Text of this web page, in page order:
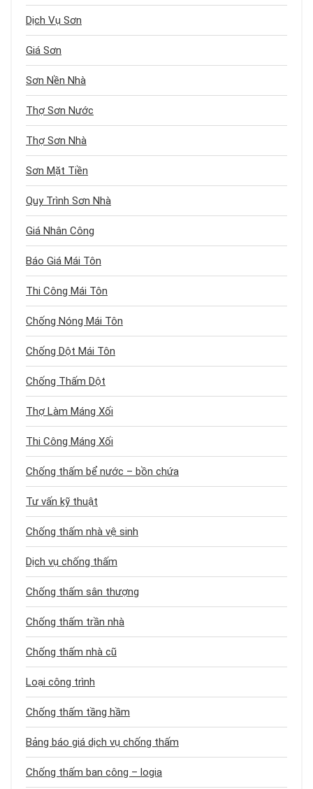
Dịch Vụ Sơn
Giá Sơn
Sơn Nền Nhà
Thợ Sơn Nước
Thợ Sơn Nhà
Sơn Mặt Tiền
Quy Trình Sơn Nhà
Giá Nhân Công
Báo Giá Mái Tôn
Thi Công Mái Tôn
Chống Nóng Mái Tôn
Chống Dột Mái Tôn
Chống Thấm Dột
Thợ Làm Máng Xối
Thi Công Máng Xối
Chống thấm bể nước – bồn chứa
Tư vấn kỹ thuật
Chống thấm nhà vệ sinh
Dịch vụ chống thấm
Chống thấm sân thượng
Chống thấm trần nhà
Chống thấm nhà cũ
Loại công trình
Chống thấm tầng hầm
Bảng báo giá dịch vụ chống thấm
Chống thấm ban công – logia